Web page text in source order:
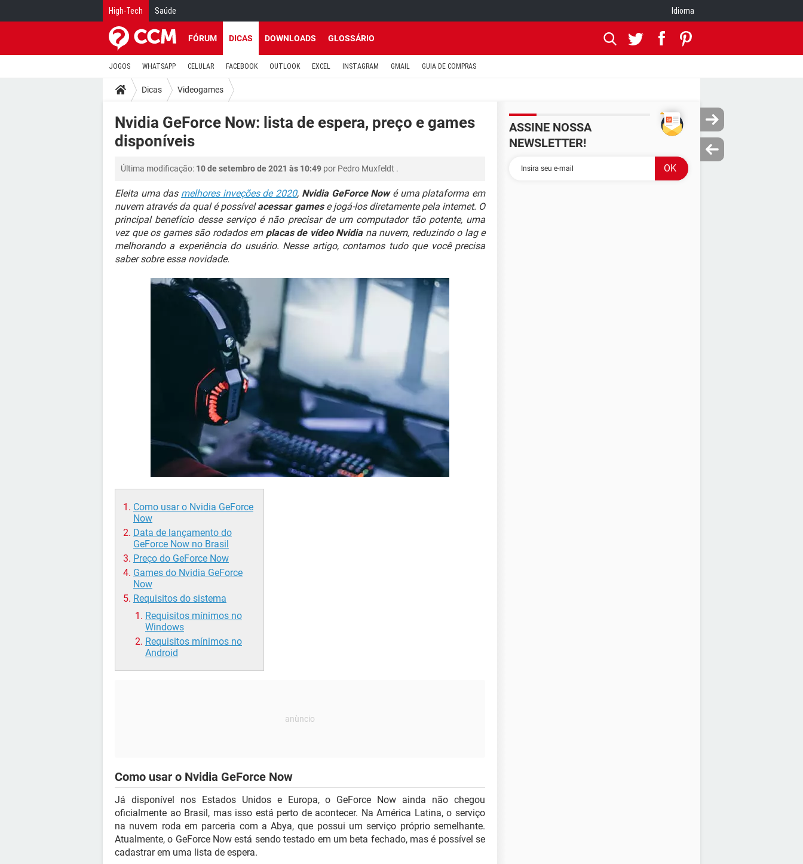
High-Tech Saúde Idioma
FÓRUM DICAS DOWNLOADS GLOSSÁRIO
JOGOS WHATSAPP CELULAR FACEBOOK OUTLOOK EXCEL INSTAGRAM GMAIL GUIA DE COMPRAS
Dicas Videogames
Nvidia GeForce Now: lista de espera, preço e games
disponíveis
Última modificação: 10 de setembro de 2021 às 10:49 por Pedro Muxfeldt .
Eleita uma das melhores inveções de 2020, Nvidia GeForce Nowé uma plataforma em
nuvem através da qual é possívelacessar gamese jogá-los diretamente pela internet. O
principal benefício desse serviço é não precisar de um computador tão potente, uma
vez que os games são rodados em placas de vídeo Nvidiana nuvem, reduzindo o lag e
melhorando a experiência do usuário. Nesse artigo, contamos tudo que você precisa
saber sobre essa novidade.
Como usar o Nvidia GeForce
Now
Data de lançamento do
GeForce Now no Brasil
Preço do GeForce Now
Games do Nvidia GeForce
Now
Requisitos do sistema
Requisitos mínimos no
Windows
Requisitos mínimos no
Android
Como usar o Nvidia GeForce Now
Já disponível nos Estados Unidos e Europa, o GeForce Now ainda não chegou
oficialmente ao Brasil, mas isso está perto de acontecer. Na América Latina, o serviço
na nuvem roda em parceria com a Abya, que possui um serviço próprio semelhante.
Atualmente, o GeForce Now está sendo testado em um beta fechado, mas é possível se
cadastrar em uma lista de espera.
ASSINE NOSSA
NEWSLETTER!